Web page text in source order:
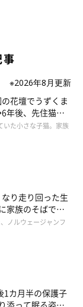
事
※2026年8月更新
花壇でうずくま
年後、先住猫
いた小さな子猫。家族
り走り回った生
家族のそばで落
った」
ノルウェージャンフ
1カ月半の保護子